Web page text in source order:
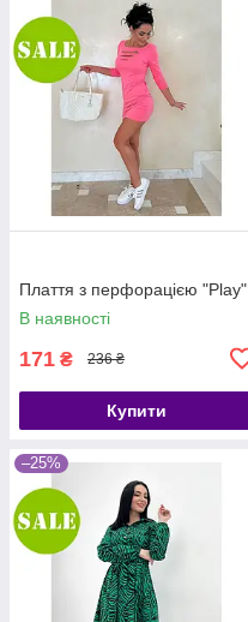
Плаття з перфорацією "Play"
В наявності
171 ₴ 236 ₴
Купити
–25%